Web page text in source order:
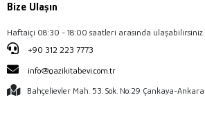
Bize Ulaşın
Haftaiçi 08:30 - 18:00 saatleri arasında ulaşabilirsiniz.
+90 312 223 7773
info@gazikitabevi.com.tr
Bahçelievler Mah. 53. Sok. No:29 Çankaya-Ankara